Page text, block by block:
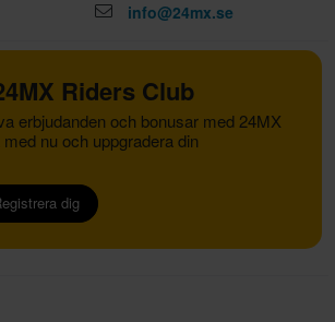
info@24mx.se
Riders Club
erbjudanden och bonusar med 24MX
nu och uppgradera din
dig